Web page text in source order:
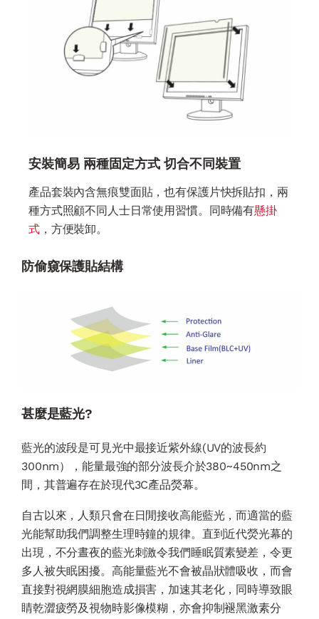
安裝簡易 兩種固定方式 切合不同裝置
產品套裝內含無痕雙面貼，也有保護片快拆貼扣，兩
種方式照顧不同人士日常使用習慣。同時備有懸掛
式，方便裝卸。
防偷窺保護貼結構
甚麼是藍光?
藍光的波段是可見光中最接近紫外線(UV的波長約
300nm），能量最強的部分波長介於380~450nm之
間，其普遍存在於現代3C產品熒幕。
自古以來，人類只會在日閒接收高能藍光，而適當的藍
光能幫助我們調整生理時鐘的規律。直到近代熒光幕的
出現，不分晝夜的藍光刺激令我們睡眠質素變差，令更
多人被失眠困擾。高能量藍光不會被晶狀體吸收，而會
直接對視網膜細胞造成損害，加速其老化，同時導致眼
睛乾澀疲勞及視物時影像模糊，亦會抑制褪黑激素分